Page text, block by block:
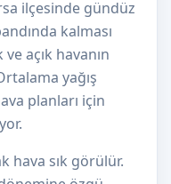
ilçesinde gündüz
kalması
açık havanın
yağış
planları için
hava sık görülür.